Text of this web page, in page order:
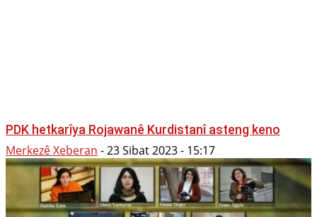
PDK hetkarîya Rojawanê Kurdistanî asteng keno
Merkezê Xeberan -23 Sibat 2023 - 15:17